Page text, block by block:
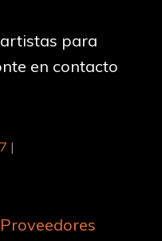
para
en contacto
|
Proveedores